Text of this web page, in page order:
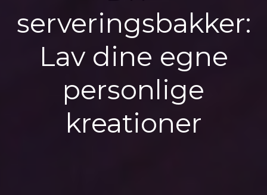
serveringsbakker:
Lav dine egne
personlige
kreationer